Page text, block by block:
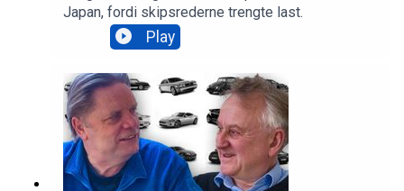
Japan, fordi skipsrederne trengte last.
Play